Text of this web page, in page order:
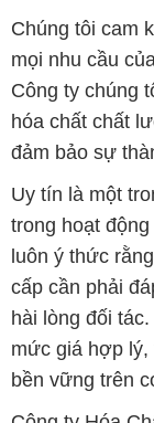
đảm bảo sự
Uy tín là một
trong hoạt động
luôn ý thức
cấp cần phải
hài lòng đối
mức giá hợp lý,
bền vững trên
Công ty Hóa
ứng đa dạng
tất cả các
nhau tại TP. Hồ
cung cấp và